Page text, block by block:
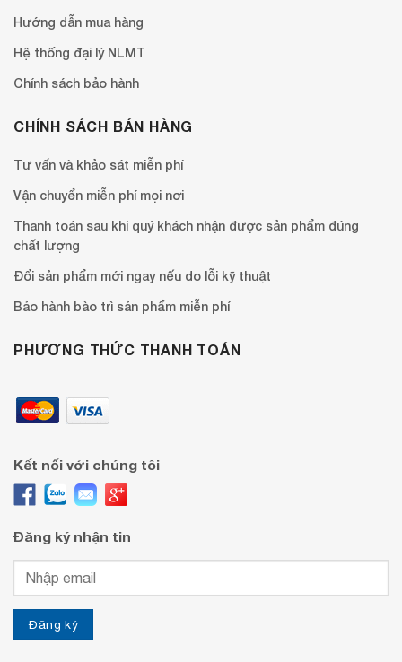
Hướng dẫn mua hàng
Hệ thống đại lý NLMT
Chính sách bảo hành
CHÍNH SÁCH BÁN HÀNG
Tư vấn và khảo sát miễn phí
Vận chuyển miễn phí mọi nơi
Thanh toán sau khi quý khách nhận được sản phẩm đúng
chất lượng
Đổi sản phẩm mới ngay nếu do lỗi kỹ thuật
Bảo hành bào trì sản phẩm miễn phí
PHƯƠNG THỨC THANH TOÁN
Kết nối với chúng tôi
Đăng ký nhận tin